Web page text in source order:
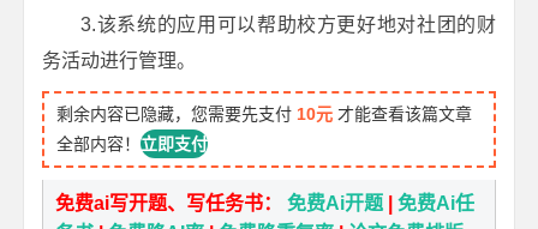
3.该系统的应用可以帮助校方更好地对社团的财
务活动进行管理。
剩余内容已隐藏，您需要先支付 10元 才能查看该篇文章
全部内容！立即支付
免费ai写开题、写任务书：免费Ai开题 |免费Ai任